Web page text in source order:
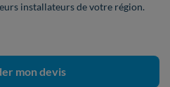
installateurs de votre région.
mon devis